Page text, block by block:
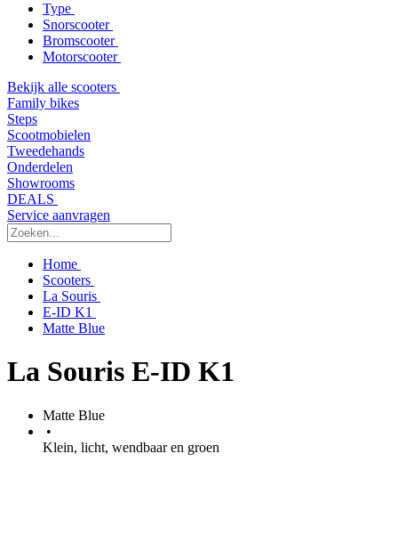
Type
Snorscooter
Bromscooter
Motorscooter
Bekijk alle scooters
Family bikes
Steps
Scootmobielen
Tweedehands
Onderdelen
Showrooms
DEALS
Service aanvragen
Home
Scooters
La Souris
E-ID K1
Matte Blue
La Souris E-ID K1
Matte Blue
•
Klein, licht, wendbaar en groen